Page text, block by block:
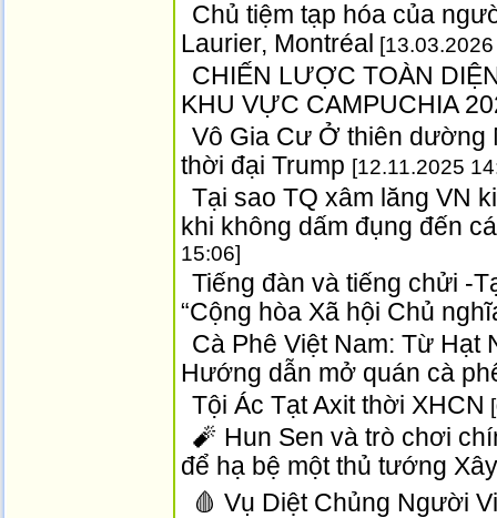
Chủ tiệm tạp hóa của
Laurier, Montréal
CHIẾN LƯỢC TOÀN
KHU VỰC CAMPUCHIA
Vô Gia Cư Ở thiên dường
thời đại Trump [12.11.2025
Tại sao TQ xâm lăng VN
khi không dấm đụng đến
15:06]
Tiếng đàn và tiếng chửi -
“Cộng hòa Xã hội Chủ
Cà Phê Việt Nam: Từ Hạt
Hướng dẫn mở quán cà
Tội Ác Tạt Axit thời XHCN
🧨 Hun Sen và trò chơi
để hạ bệ một thủ tướng
🩸 Vụ Diệt Chủng Người